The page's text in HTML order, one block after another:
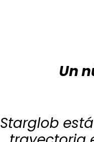
Un
Starglob